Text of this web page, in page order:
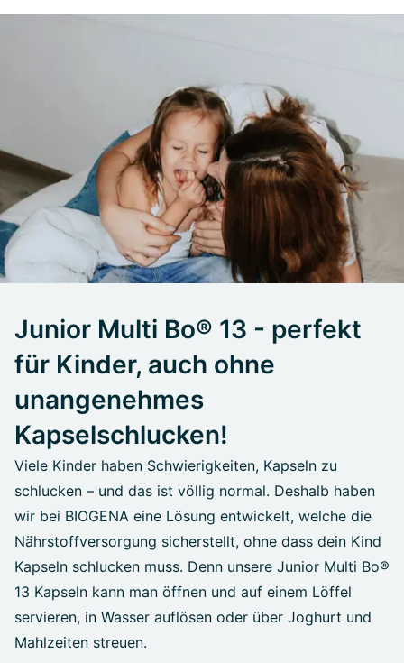
Junior Multi Bo® 13 - perfekt
für Kinder, auch ohne
unangenehmes
Kapselschlucken!
Viele Kinder haben Schwierigkeiten, Kapseln zu
schlucken – und das ist völlig normal. Deshalb haben
wir bei BIOGENA eine Lösung entwickelt, welche die
Nährstoffversorgung sicherstellt, ohne dass dein Kind
Kapseln schlucken muss. Denn unsere Junior Multi Bo®
13 Kapseln kann man öffnen und auf einem Löffel
servieren, in Wasser auflösen oder über Joghurt und
Mahlzeiten streuen.